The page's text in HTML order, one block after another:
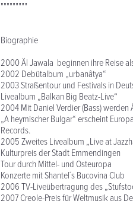
"""""""""
Biographie
2000 Äl Jawala beginnen ihre Reise
2002 Debütalbum „urbanâtya“
2003 Straßentour und Festivals in
Livealbum „Balkan Big Beatz-Live“
2004 Mit Daniel Verdier (Bass) werden
„A heymischer Bulgar“ erscheint
Records.
2005 Zweites Livealbum „Live at
Kulturpreis der Stadt Emmendingen
Tour durch Mittel- und Osteuropa
Konzerte mit Shantel´s Bucovina Club
2006 TV-Liveübertragung des
2007 Creole-Preis für Weltmusik aus